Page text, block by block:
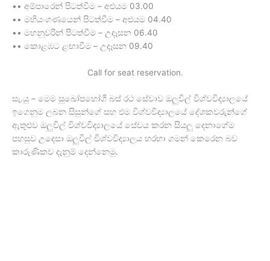
•• අම්පාරෙන් පිටත්වීම – අළුයම 03.00
•• මහියංගණයෙන් පිටත්වීම – අළුයම 04.40
•• මහනුවරින් පිටත්වීම – උදෑසන 06.40
•• කොළඹට ළඟාවීම – උදෑසන 09.40
Call for seat reservation.
සැ.යු – මෙම සුඛෝපභෝගී බස් රථ සේවාව ඔලුවිල් විශ්වවිද්‍යාලයේ
ඉගෙනුම ලබන සිසුන්ගේ සහ එම විශ්වවිද්‍යාලයේ දේශකවරුන්ගේ
ඇතුළුව ඔලුවිල් විශ්වවිද්‍යාලයේ සේවය කරන සියලු දෙනාගේම
පහසුව උදෙසා ඔලුවිල් විශ්වවිද්‍යාලය හරහා ගමන් කෙරෙන බව
කාරුණිකව දැනුම් දෙන්නෙමු.